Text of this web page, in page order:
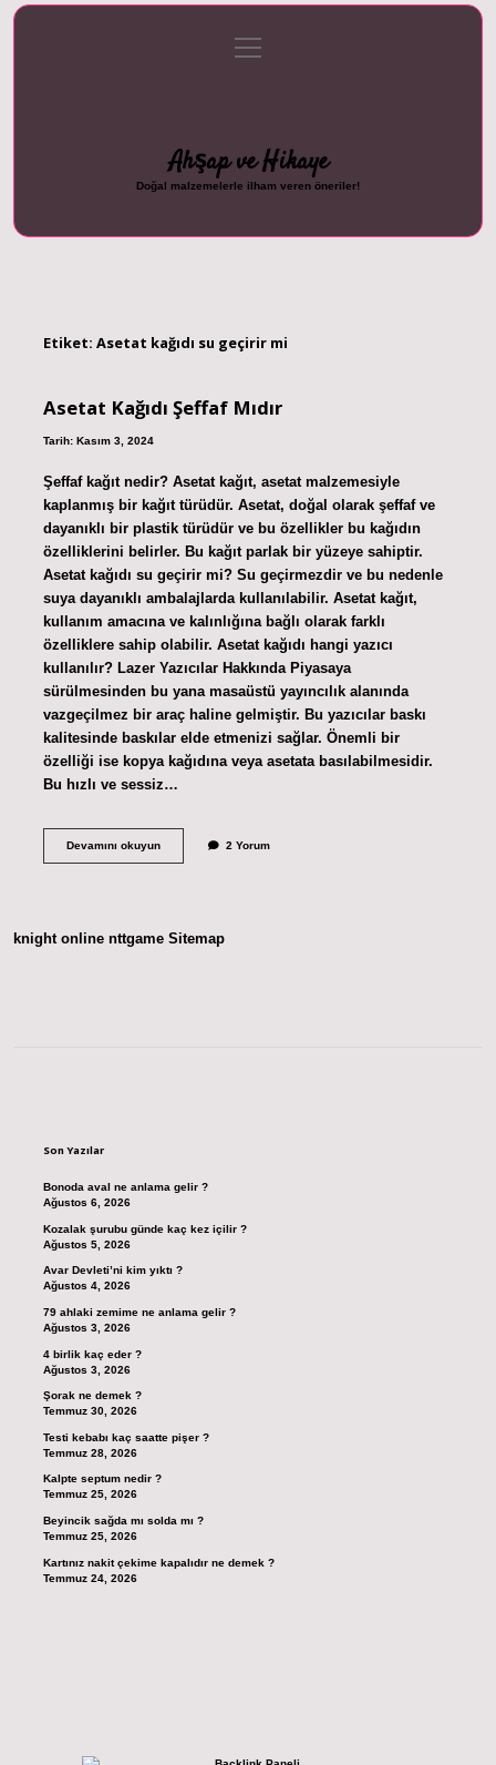
Gizlilik Politikası
menüyü
aç
Ahşap ve Hikaye
Doğal malzemelerle ilham veren öneriler!
Etiket: Asetat kağıdı su geçirir mi
Asetat Kağıdı Şeffaf Mıdır
Tarih: Kasım 3, 2024
Şeffaf kağıt nedir? Asetat kağıt, asetat malzemesiyle
kaplanmış bir kağıt türüdür. Asetat, doğal olarak şeffaf ve
dayanıklı bir plastik türüdür ve bu özellikler bu kağıdın
özelliklerini belirler. Bu kağıt parlak bir yüzeye sahiptir.
Asetat kağıdı su geçirir mi? Su geçirmezdir ve bu nedenle
suya dayanıklı ambalajlarda kullanılabilir. Asetat kağıt,
kullanım amacına ve kalınlığına bağlı olarak farklı
özelliklere sahip olabilir. Asetat kağıdı hangi yazıcı
kullanılır? Lazer Yazıcılar Hakkında Piyasaya
sürülmesinden bu yana masaüstü yayıncılık alanında
vazgeçilmez bir araç haline gelmiştir. Bu yazıcılar baskı
kalitesinde baskılar elde etmenizi sağlar. Önemli bir
özelliği ise kopya kağıdına veya asetata basılabilmesidir.
Bu hızlı ve sessiz…
Devamını okuyunAsetat
2 Yorum
knight online nttgame Sitemap
Son Yazılar
Bonoda aval ne anlama gelir ?
Ağustos 6, 2026
Kozalak şurubu günde kaç kez içilir ?
Ağustos 5, 2026
Avar Devleti’ni kim yıktı ?
Ağustos 4, 2026
79 ahlaki zemime ne anlama gelir ?
Ağustos 3, 2026
4 birlik kaç eder ?
Ağustos 3, 2026
Şorak ne demek ?
Temmuz 30, 2026
Testi kebabı kaç saatte pişer ?
Temmuz 28, 2026
Kalpte septum nedir ?
Temmuz 25, 2026
Beyincik sağda mı solda mı ?
Temmuz 25, 2026
Kartınız nakit çekime kapalıdır ne demek ?
Temmuz 24, 2026